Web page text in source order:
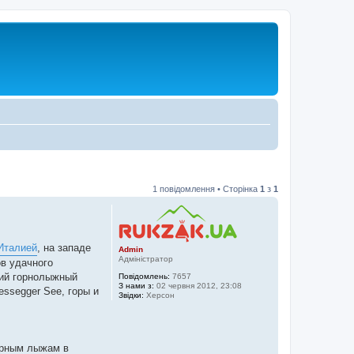
1 повідомлення • Сторінка 1 з 1
Admin
Адміністратор
Повідомлень: 7657
З нами з: 02 червня 2012, 23:08
Звідки: Херсон
, на западе
удачного
горнолыжный
See, горы и
лыжам в